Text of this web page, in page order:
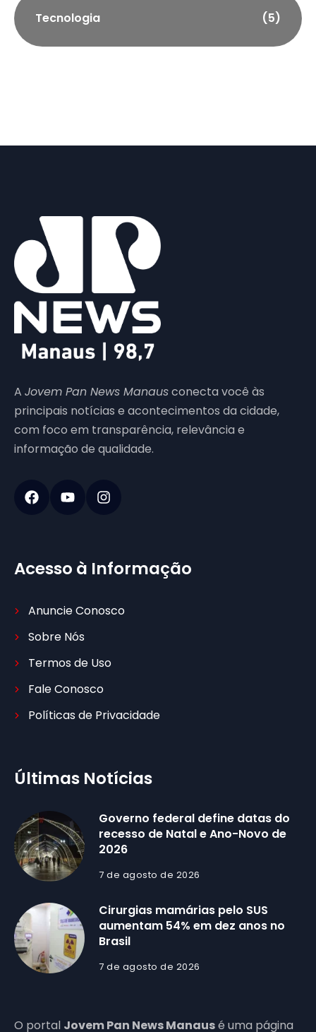
Tecnologia (5)
A Jovem Pan News Manausconecta você às
principais notícias e acontecimentos da cidade,
com foco em transparência, relevância e
informação de qualidade.
Acesso à Informação
Anuncie Conosco
Sobre Nós
Termos de Uso
Fale Conosco
Políticas de Privacidade
Últimas Notícias
Governo federal define datas do
recesso de Natal e Ano-Novo de
2026
7 de agosto de 2026
Cirurgias mamárias pelo SUS
aumentam 54% em dez anos no
Brasil
7 de agosto de 2026
O portal Jovem Pan News Manausé uma página